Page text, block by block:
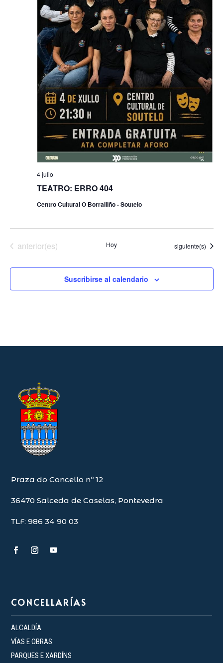
TEATRO: ERRO 404
4 julio
Centro Cultural O Borralliño - Soutelo
Eventos
anterior(es) Hoy Eventos
siguiente(s)
Suscribirse al calendario
Praza do Concello nº 12
36470 Salceda de Caselas, Pontevedra
TLF: 986 34 90 03
CONCELLARÍAS
ALCALDÍA
VÍAS E OBRAS
PARQUES E XARDÍNS